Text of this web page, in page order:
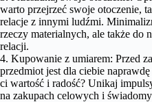
warto przejrzeć swoje otoczenie,
relacje z innymi ludźmi.
rzeczy materialnych, ale także do
relacji.
4. Kupowanie z umiarem: Przed
przedmiot jest dla ciebie
ci wartość i radość? Unikaj
na zakupach celowych i